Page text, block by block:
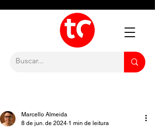
Marcello Almeida
8 de jun. de 2024 1 min de leitura